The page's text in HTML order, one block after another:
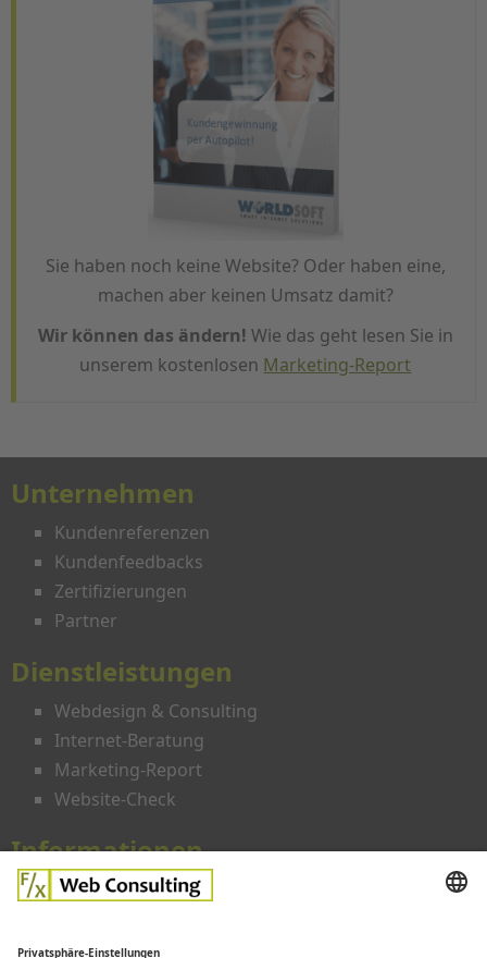
Sie haben noch keine Website? Oder haben eine,
machen aber keinen Umsatz damit?
Wir können das ändern! Wie das geht lesen Sie in
unserem kostenlosen Marketing-Report
Unternehmen
Kundenreferenzen
Kundenfeedbacks
Zertifizierungen
Partner
Dienstleistungen
Webdesign & Consulting
Internet-Beratung
Marketing-Report
Website-Check
Informationen
Angebote
Glossar